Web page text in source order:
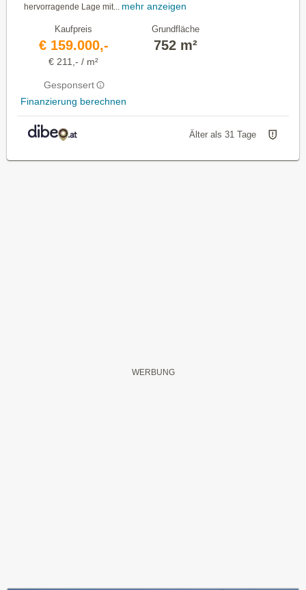
hervorragende Lage mit... mehr anzeigen
Kaufpreis
€ 159.000,-
€ 211,- / m²
Gesponsert
Finanzierung berechnen
Grundfläche
752 m²
Älter als 31 Tage